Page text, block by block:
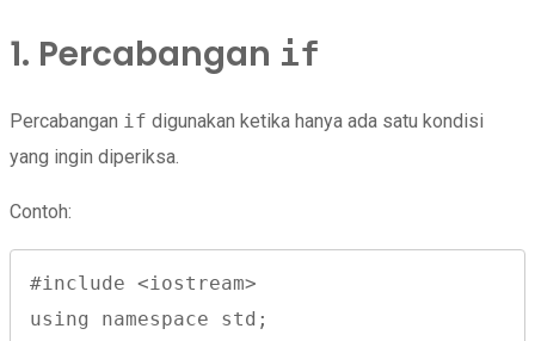
1. Percabangan if
Percabangan if digunakan ketika hanya ada satu kondisi
yang ingin diperiksa.
Contoh:
#include <iostream>
using namespace std;